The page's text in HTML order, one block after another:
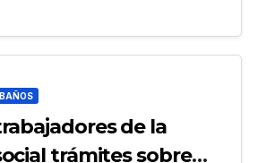
de la
trámites sobre